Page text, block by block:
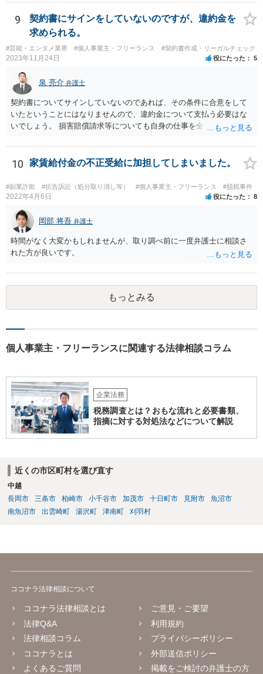
組」（令和元年９月２５日 公正取引委員会）６頁 https://www.jftc.g
o.jp/houdou/kouenkai/190925kondan_file/siryou2.pdf
ば、折衷的な提案として、「突発的な質問に対応できるように、基本
的には１０時〜１９時はできるだけB社にいるよう努力はします。た
だ、他の仕事もありますので、必ずその条件を守れるとは限りません
し、B社常駐時であっても本件以外の仕事もさせてもらうことになりま
す。」というものが考えられます。 その提案すら断られるようであれ
ば、ちょっと危険な会社だというシグナルと考えるべきでしょう。
9
契約書にサインをしていないのですが、違約金を
求められる。
#芸能・エンタメ業界 #個人事業主・フリーランス #契約書作成・リーガルチェック
2023年11月24日 役にたった 5
泉 亮介 弁護士
契約書についてサインしていないのであれば、その条件に合意をして
いたということにはなりませんので、違約金について支払う必要はな
いでしょう。 損害賠償請求等についても自身の仕事を全て処理してか
10 家賃給付金の不正受給に加担してしまいました。
#副業詐欺 #抗告訴訟（処分取り消し等） #個人事業主・フリーランス #脱税事件
2022年4月6日 役にたった 8
岡部 将吾 弁護士
時間がなく大変かもしれませんが、取り調べ前に一度弁護士に相談さ
れた方が良いです。
もっとみる
個人事業主・フリーランスに関連する法律相談コラム
企業法務
税務調査とは？おもな流れと必要書類、
指摘に対する対処法などについて解説
近くの市区町村を選び直す
中越
長岡市
三条市 柏崎市 小千谷市 加茂市 十日町市 見附市
魚沼市
南魚沼市
出雲崎町 湯沢町 津南町 刈羽村
ココナラ法律相談について
ココナラ法律相談とは
法律Q&A
法律相談コラム
ココナラとは
よくあるご質問
ご意見・ご要望
利用規約
プライバシーポリシー
外部送信ポリシー
掲載をご検討の弁護士の方